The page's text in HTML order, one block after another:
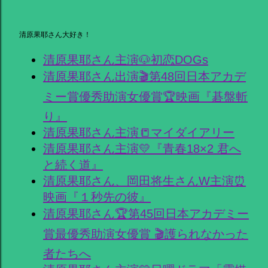
清原果耶さん大好き！
清原果耶さん主演🐶初恋DOGs
清原果耶さん出演🎬第48回日本アカデ
ミー賞優秀助演女優賞🏆映画『碁盤斬
り』
清原果耶さん主演📒マイダイアリー
清原果耶さん主演💛『青春18×2 君へ
と続く道』
清原果耶さん、岡田将生さんW主演⏰
映画『１秒先の彼』
清原果耶さん🏆第45回日本アカデミー
賞最優秀助演女優賞 🎬護られなかった
者たちへ